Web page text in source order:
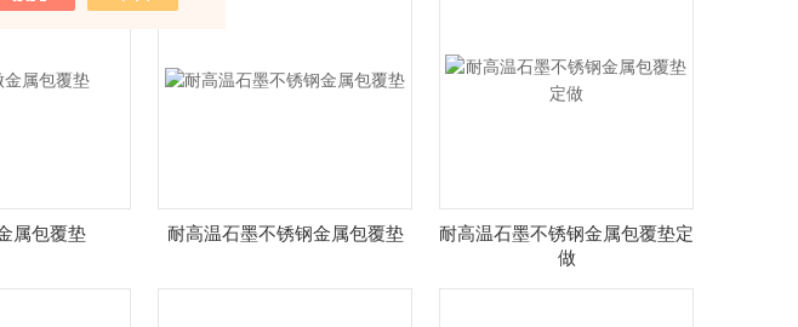
属包覆垫 耐高温石墨不锈钢金属包覆垫
耐高温石墨不锈钢金属包覆垫定
做